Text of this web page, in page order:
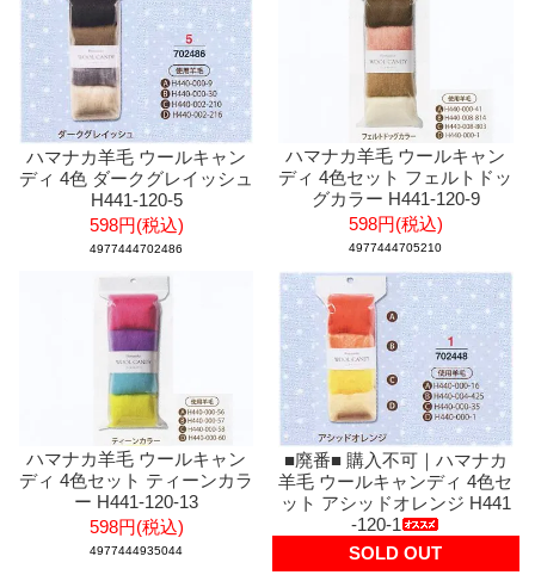
ハマナカ羊毛 ウールキャン
ディ 4色 ダークグレイッシュ
H441-120-5
598円(税込)
4977444702486
ハマナカ羊毛 ウールキャン
ディ 4色セット フェルトドッ
グカラー H441-120-9
598円(税込)
4977444705210
ハマナカ羊毛 ウールキャン
ディ 4色セット ティーンカラ
ー H441-120-13
598円(税込)
4977444935044
■廃番■ 購入不可｜ハマナカ
羊毛 ウールキャンディ 4色セ
ット アシッドオレンジ H441
-120-1
SOLD OUT